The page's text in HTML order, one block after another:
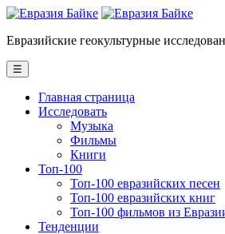
Евразийские геокультурные
☰
Главная страница
Исследовать
Музыка
Фильмы
Книги
Топ-100
Топ-100 евразийских песен
Топ-100 евразийских книг
Топ-100 фильмов из
Тенденции